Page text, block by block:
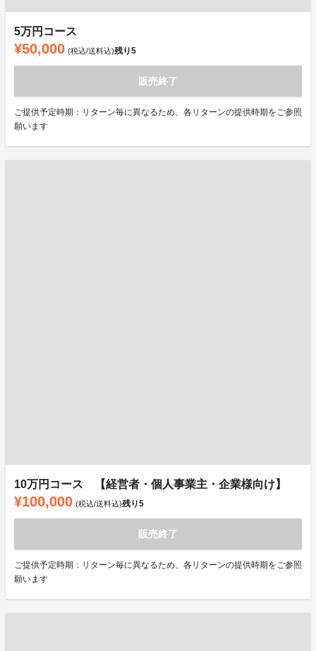
5万円コース
¥50,000 (税込/送料込)残り5
販売終了
ご提供予定時期：リターン毎に異なるため、各リターンの提供時期をご参照
願います
10万円コース 【経営者・個人事業主・企業様向け】
¥100,000 (税込/送料込)残り5
販売終了
ご提供予定時期：リターン毎に異なるため、各リターンの提供時期をご参照
願います